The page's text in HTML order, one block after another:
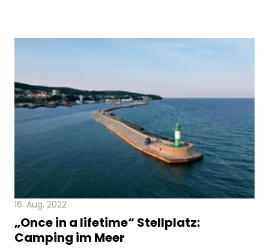
16. Aug. 2022
„Once in a lifetime“ Stellplatz:
Camping im Meer